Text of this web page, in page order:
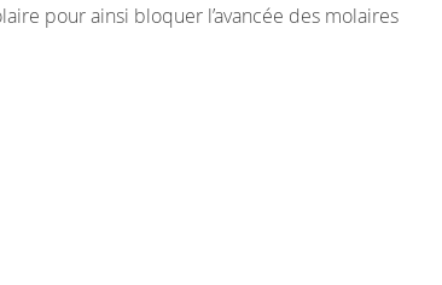
pour ainsi bloquer l’avancée des molaires